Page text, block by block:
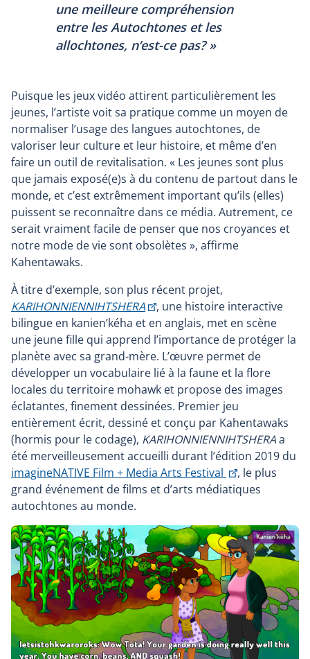
une meilleure compréhension
entre les Autochtones et les
allochtones, n’est-ce pas? »
Puisque les jeux vidéo attirent particulièrement les
jeunes, l’artiste voit sa pratique comme un moyen de
normaliser l’usage des langues autochtones, de
valoriser leur culture et leur histoire, et même d’en
faire un outil de revitalisation. « Les jeunes sont plus
que jamais exposé(e)s à du contenu de partout dans le
monde, et c’est extrêmement important qu’ils (elles)
puissent se reconnaître dans ce média. Autrement, ce
serait vraiment facile de penser que nos croyances et
notre mode de vie sont obsolètes », affirme
Kahentawaks.
À titre d’exemple, son plus récent projet,
KARIHONNIENNIHTSHERA
Ce
lien
s'ouvrira
dans
une
nouvelle
fenêtre
, une histoire interactive
bilingue en kanien’kéha et en anglais, met en scène
une jeune fille qui apprend l’importance de protéger la
planète avec sa grand-mère. L’œuvre permet de
développer un vocabulaire lié à la faune et la flore
locales du territoire mohawk et propose des images
éclatantes, finement dessinées. Premier jeu
entièrement écrit, dessiné et conçu par Kahentawaks
(hormis pour le codage), KARIHONNIENNIHTSHERAa
été merveilleusement accueilli durant l’édition 2019 du
imagineNATIVE Film + Media Arts Festival
Ce
lien
dans
une
nouvelle
fenêtre
, le plus
grand événement de films et d’arts médiatiques
autochtones au monde.